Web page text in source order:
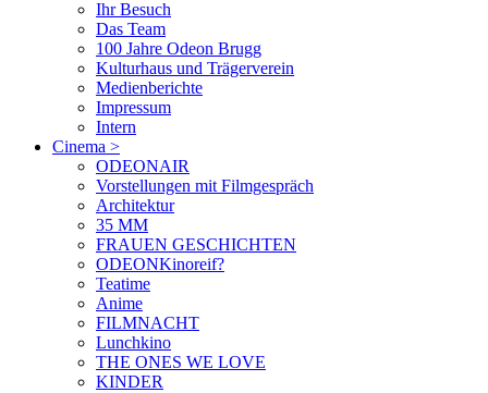
Ihr Besuch
Das Team
100 Jahre Odeon Brugg
Kulturhaus und Trägerverein
Medienberichte
Impressum
Intern
Cinema >
ODEONAIR
Vorstellungen mit Filmgespräch
Architektur
35 MM
FRAUEN GESCHICHTEN
ODEONKinoreif?
Teatime
Anime
FILMNACHT
Lunchkino
THE ONES WE LOVE
KINDER